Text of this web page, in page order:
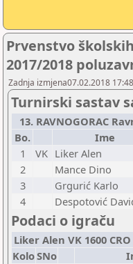
Prvenstvo
2017/2018
Zadnja izmjena07.02.2018
Turnirski sastav
13. RAVNOGORAC
Bo.
Ime
1
VK Liker Alen
2
Mance Dino
3
Grgurić Karlo
4
Despotović
Podaci o igraču
Liker Alen VK 1600 CRO
KoloSNo